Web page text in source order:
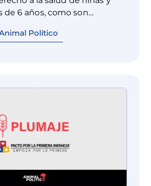
de 6 años, como son
del INSABI, que
pero en la asignación para
Político